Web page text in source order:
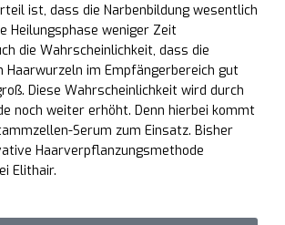
ist, dass die Narbenbildung wesentlich
Heilungsphase weniger Zeit
die Wahrscheinlichkeit, dass die
im Empfängerbereich gut
Diese Wahrscheinlichkeit wird durch
noch weiter erhöht. Denn hierbei kommt
Serum zum Einsatz. Bisher
Haarverpflanzungsmethode
Elithair.